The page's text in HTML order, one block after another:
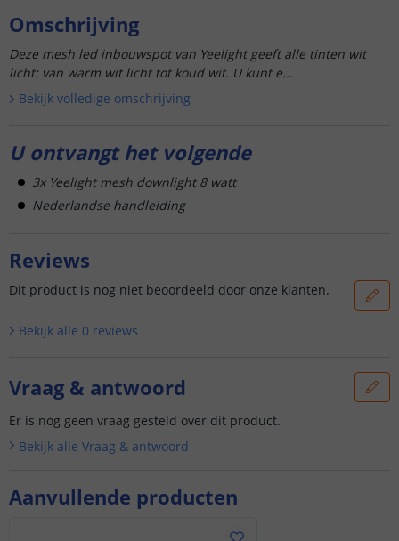
Omschrijving
Deze mesh led inbouwspot van Yeelight geeft alle tinten wit
licht: van warm wit licht tot koud wit. U kunt e...
Bekijk volledige omschrijving
U ontvangt het volgende
3x Yeelight mesh downlight 8 watt
Nederlandse handleiding
Aanvullende producten
Reviews
Dit product is nog niet beoordeeld door onze klanten.
Bekijk alle 0 reviews
Vraag & antwoord
Er is nog geen vraag gesteld over dit product.
Bekijk alle Vraag & antwoord